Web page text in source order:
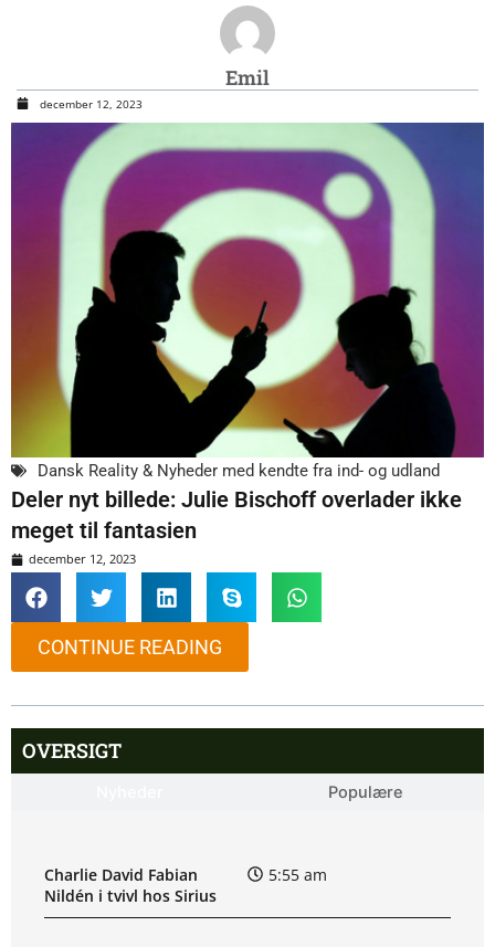
Emil
december 12, 2023
Dansk Reality & Nyheder med kendte fra ind- og udland
Deler nyt billede: Julie Bischoff overlader ikke
meget til fantasien
december 12, 2023
CONTINUE READING
OVERSIGT
Populære
Charlie David Fabian
Nildén i tvivl hos Sirius
5:55 am